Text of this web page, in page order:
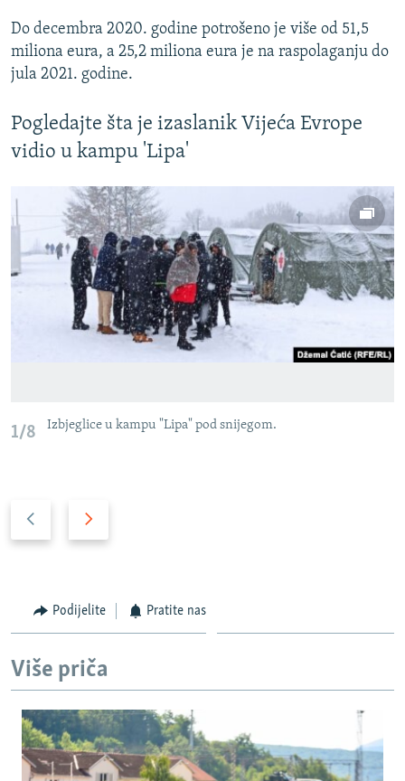
Do decembra 2020. godine potrošeno je više od 51,5
miliona eura, a 25,2 miliona eura je na raspolaganju do
jula 2021. godine.
Pogledajte šta je izaslanik Vijeća Evrope
vidio u kampu 'Lipa'
1/8 Izbjeglice u kampu "Lipa" pod snijegom.
n
i
d
s
l
a
j
d
Podijelite Pratite nas
Više priča